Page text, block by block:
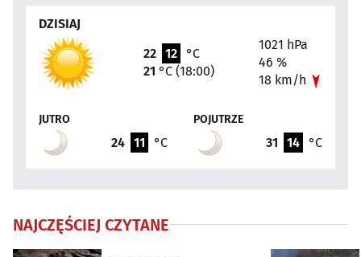
DZISIAJ
22 12
°C
21 °C (18:00)
1021 hPa
46 %
18 km/h
JUTRO
24 11 °C
POJUTRZE
31 14 °C
NAJCZĘŚCIEJ CZYTANE